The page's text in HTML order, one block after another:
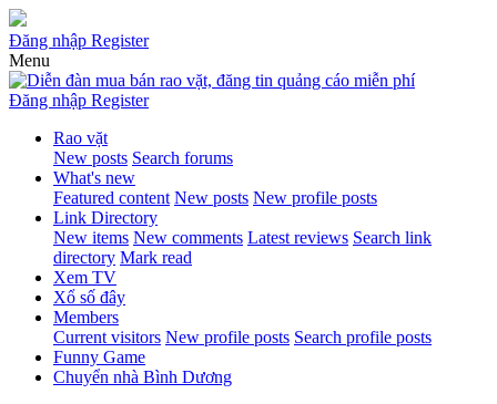
Đăng nhập Register
Menu
Đăng nhập Register
Rao vặt
New posts Search forums
What's new
Featured content New posts New profile posts
Link Directory
New items New comments Latest reviews Search link
directory Mark read
Xem TV
Xổ số đây
Members
Current visitors New profile posts Search profile posts
Funny Game
Chuyển nhà Bình Dương